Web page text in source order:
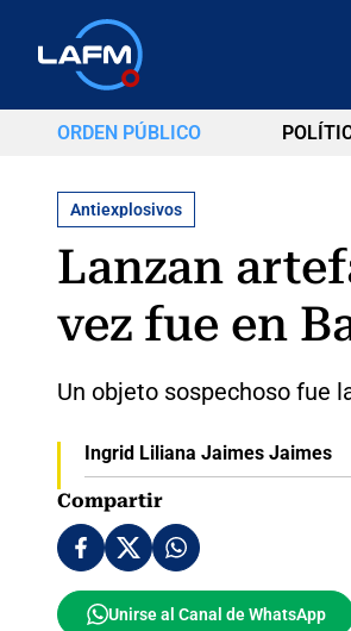
ORDEN PÚBLICO
Antiexplosivos
Lanzan
vez fue en
Un objeto sospechoso fue
Ingrid Liliana Jaimes Jaimes
Compartir
Unirse al Canal de WhatsApp